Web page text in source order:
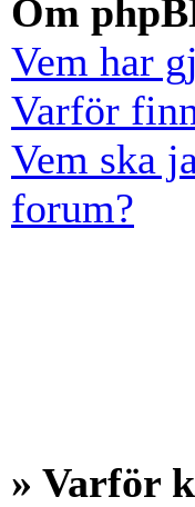
Om
Vem har
Varför
Vem ska
forum?
» Varför